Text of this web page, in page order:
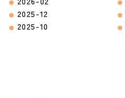
2025-12
2025-10